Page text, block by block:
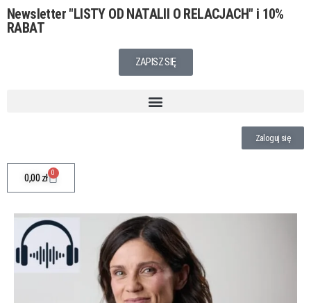
Newsletter "LISTY OD NATALII O RELACJACH" i 10%
RABAT
ZAPISZ SIĘ
Zaloguj się
0,00zł 0